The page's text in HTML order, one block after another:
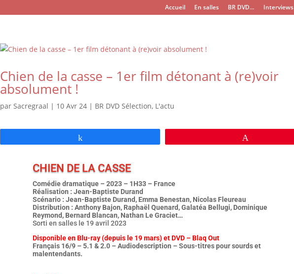
Accueil En salles BR DVD… Interviews
Chien de la casse – 1er film détonant à (re)voir
absolument !
par Sacregraal | 10 Avr 24| BR DVD Sélection, L'actu
CHIEN DE LA CASSE
Comédie dramatique – 2023 – 1H33 – France
Réalisation : Jean-Baptiste Durand
Scénario : Jean-Baptiste Durand, Emma Benestan, Nicolas Fleureau
Distribution : Anthony Bajon, Raphaël Quenard, Galatéa Bellugi, Dominique
Reymond , Bernard Blancan, Nathan Le Graciet…
Sorti en salles le 19 avril 2023
Disponible en Blu-ray (depuis le 19 mars) et DVD – Blaq Out
Français 16/9 – 5.1 & 2.0 – Audiodescription – Sous-titres pour sourds et
malentendants.